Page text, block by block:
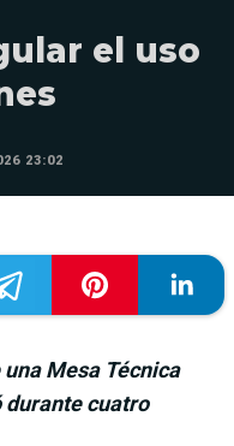
el uso
23:02
Mesa Técnica
cuatro